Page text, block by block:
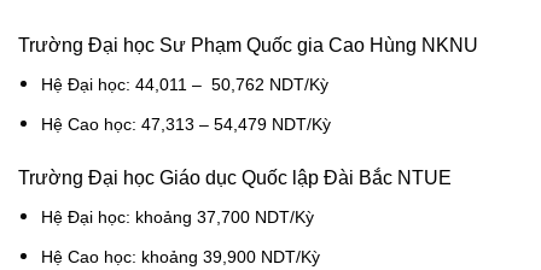
Trường Đại học Sư Phạm Quốc gia Cao Hùng NKNU
Hệ Đại học: 44,011 – 50,762 NDT/Kỳ
Hệ Cao học: 47,313 – 54,479 NDT/Kỳ
Trường Đại học Giáo dục Quốc lập Đài Bắc NTUE
Hệ Đại học: khoảng 37,700 NDT/Kỳ
Hệ Cao học: khoảng 39,900 NDT/Kỳ